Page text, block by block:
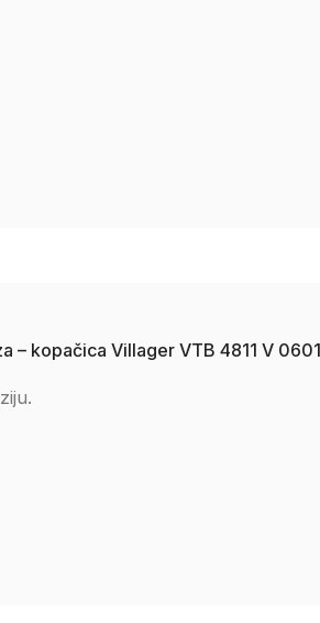
– kopačica Villager VTB 4811 V